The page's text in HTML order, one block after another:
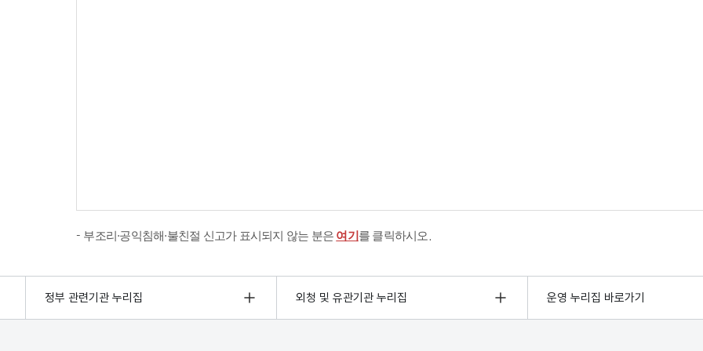
부조리·공익침해·불친절 신고가 표시되지 않는 분은 여기를 클릭하시오.
정부 관련기관 누리집 외청 및 유관기관 누리집 운영 누리집 바로가기